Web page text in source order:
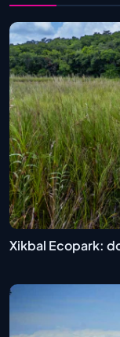
Xikbal Ecopark: